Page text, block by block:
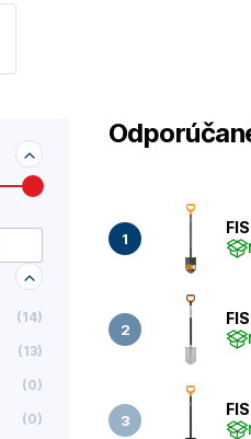
(14)
(13)
(0)
(0)